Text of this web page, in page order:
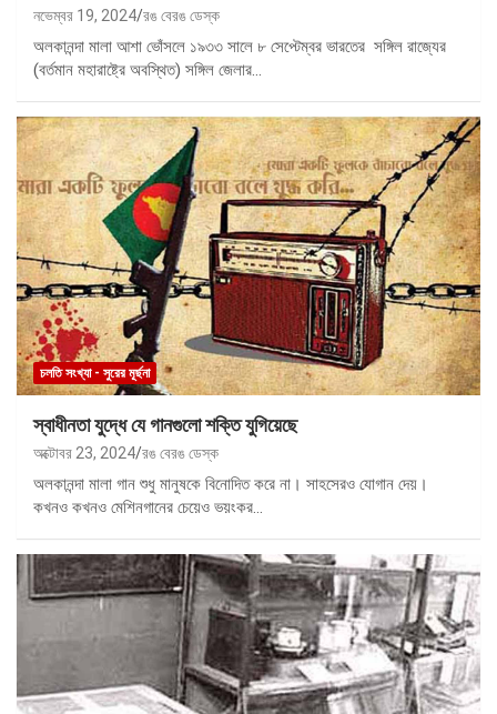
নভেম্বর 19, 2024 রঙ বেরঙ ডেস্ক
অলকানন্দা মালা আশা ভোঁসলে ১৯৩৩ সালে ৮ সেপ্টেম্বর ভারতের সঙ্গিল রাজ্যের
(বর্তমান মহারাষ্ট্রে অবস্থিত) সঙ্গিল জেলার…
চলতি সংখ্যা - সুরের মূর্ছনা
স্বাধীনতা যুদ্ধে যে গানগুলো শক্তি যুগিয়েছে
অক্টোবর 23, 2024 রঙ বেরঙ ডেস্ক
অলকানন্দা মালা গান শুধু মানুষকে বিনোদিত করে না। সাহসেরও যোগান দেয়।
কখনও কখনও মেশিনগানের চেয়েও ভয়ংকর…